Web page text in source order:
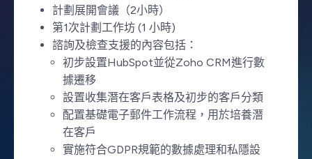
計劃展開會議（2小時）
第1次計劃工作坊 (1 小時)
諮詢及檢查支援的內容包括：
初步設置HubSpot並從Zoho CRM進行數
據遷移
設置收集潛在客戶表格及初步的客戶分類
配置基礎電子郵件工作流程，用於培養潛
在客戶
實施符合GDPR規範的數據處理和私隱設